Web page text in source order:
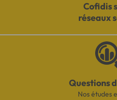
Cofidis
réseaux
Questions
Nos études